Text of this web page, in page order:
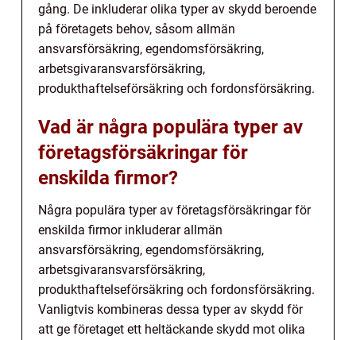
gång. De inkluderar olika typer av skydd beroende
på företagets behov, såsom allmän
ansvarsförsäkring, egendomsförsäkring,
arbetsgivaransvarsförsäkring,
produkthaftelseförsäkring och fordonsförsäkring.
Vad är några populära typer av
företagsförsäkringar för
enskilda firmor?
Några populära typer av företagsförsäkringar för
enskilda firmor inkluderar allmän
ansvarsförsäkring, egendomsförsäkring,
arbetsgivaransvarsförsäkring,
produkthaftelseförsäkring och fordonsförsäkring.
Vanligtvis kombineras dessa typer av skydd för
att ge företaget ett heltäckande skydd mot olika